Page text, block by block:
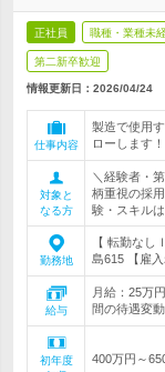
正社員 職種・業種未
第二新卒歓迎
情報更新日：2026/04/24
仕事内容
製造で使用
ローします！
対象と
なる方
＼経験者・
柄重視の採
験・スキル
勤務地
【 転勤なし
島615 【雇
給与
月給：25万
間の待遇変
初年度
400万円～